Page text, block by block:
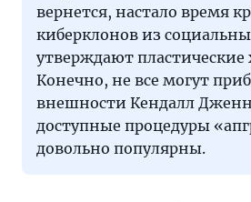
вернется, настало время
киберклонов из
утверждают пластические
Конечно, не все могут
внешности Кендалл
доступные процедуры
довольно популярны.